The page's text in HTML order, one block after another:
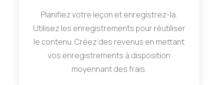
Planifiez votre leçon et enregistrez-la.
Utilisez les enregistrements pour réutiliser
le contenu. Créez des revenus en mettant
vos enregistrements à disposition
moyennant des frais.